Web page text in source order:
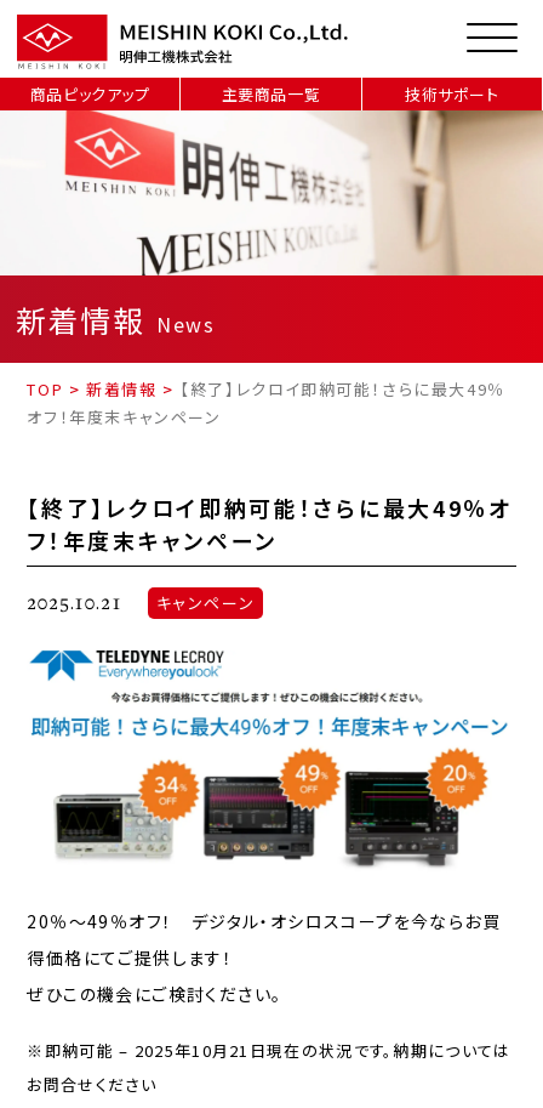
商品ピックアップ 主要商品一覧 技術サポート
新着情報 News
TOP >新着情報 > 【終了】レクロイ即納可能！さらに最大49％
オフ！年度末キャンペーン
【終了】レクロイ即納可能！さらに最大49％オ
フ！年度末キャンペーン
2025.10.21 キャンペーン
20％～49％オフ！ デジタル・オシロスコープを今ならお買
得価格にてご提供します！
ぜひこの機会にご検討ください。
※即納可能 – 2025年10月21日現在の状況です。納期については
お問合せください